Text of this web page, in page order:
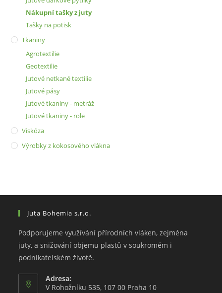
Nákupní tašky z juty
Tašky na potisk
Tkaniny
Agrotextilie
Geotextilie
Jutové netkané textilie
Jutové pásy
Jutové tkaniny - metráž
Jutové tkaniny - role
Viskóza
Výrobky z kokosového vlákna
Juta Bohemia s.r.o.
Podporujeme využívání přírodních vláken, zejména
juty, a snižování objemu plastů v soukromém i
podnikatelském životě.
Adresa:
V Rohožníku 535, 107 00 Praha 10